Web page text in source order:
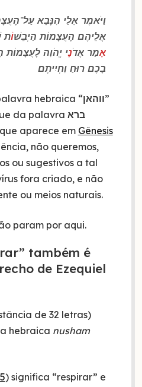
וַיֹּאמֶר אֵלַי הִנָּבֵא
אֲלֵיהֶם הָעֲצָמוֹת הַיְבֵשׁוֹת
אָמַר אֲדֹנָי יֱהֹוִה
בָכֶם רוּחַ וִחְיִיתֶם׃
hebraica “ווהאן”
da palavra ברא
aparece em Gênesis
não queremos,
ou sugestivos a tal
fora criado, e não
ou meios naturais.
param por aqui.
também é
de Ezequiel
de 32 letras)
hebraica nusham
) significa “respirar” e